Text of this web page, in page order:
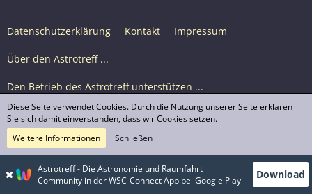
Datenschutzerklärung Kontakt Impressum
Über den Astrotreff ...
Den Betrieb des Astrotreff unterstützen ...
Nutzungsbedingungen
© Astrotreff 2001-2026, lizenziert unter CC BY-SA,
sofern für einzelne Inhalte nicht anders angegeben
Astrotreff - Die Astronomie und Raumfahrt
Community in der WSC-Connect App bei Google Play
Download
Diese Seite verwendet Cookies. Durch die Nutzung unserer Seite erklären
Sie sich damit einverstanden, dass wir Cookies setzen.
Weitere Informationen
Schließen